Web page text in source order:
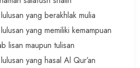
yang berakhlak mulia
yang memiliki kemampuan
lisan maupun tulisan
yang hasal Al Qur’an